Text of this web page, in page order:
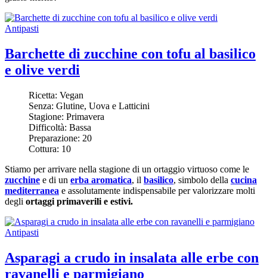
Antipasti
Barchette di zucchine con tofu al basilico
e olive verdi
Ricetta: Vegan
Senza: Glutine, Uova e Latticini
Stagione: Primavera
Difficoltà: Bassa
Preparazione: 20
Cottura: 10
Stiamo per arrivare nella stagione di un ortaggio virtuoso come le
zucchine e di un erba aromatica, il basilico, simbolo della cucina
mediterranea e assolutamente indispensabile per valorizzare molti
degli ortaggi primaverili e estivi.
Antipasti
Asparagi a crudo in insalata alle erbe con
ravanelli e parmigiano